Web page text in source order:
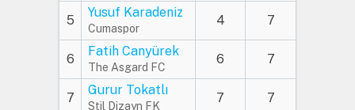
5
Yusuf Karadeniz
Cumaspor
4 7
6
Fatih Canyürek
The Asgard FC
6 7
7
Gurur Tokatlı
Stil Dizayn FK
7 7